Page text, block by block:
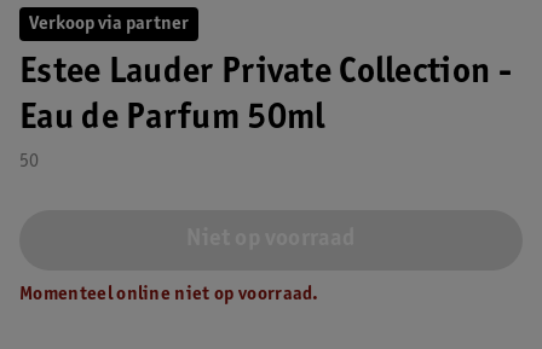
Verkoop via partner
Estee Lauder Private Collection -
Eau de Parfum 50ml
50
Momenteel online niet op voorraad.